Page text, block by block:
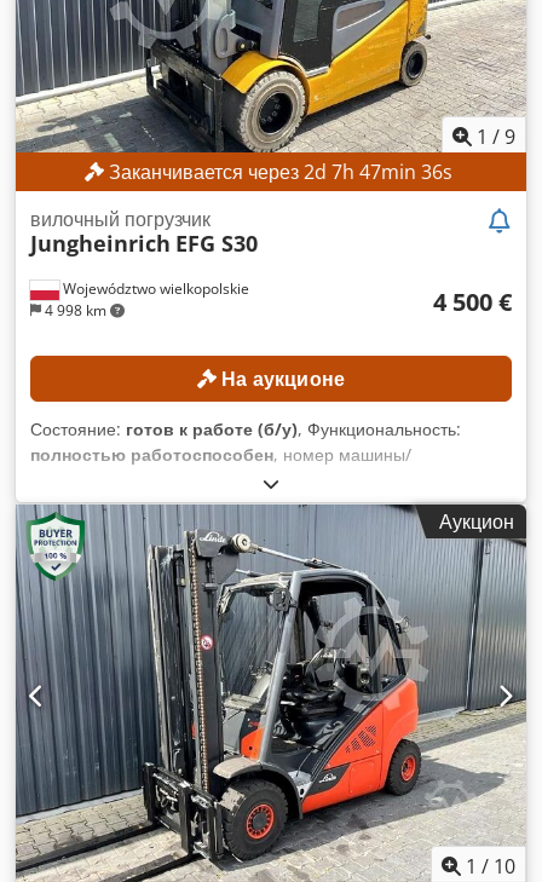
мм КОМПЛЕКТАЦИЯ 3-й гидравлический клапан 4-й
гидравлический клапан Внешний идентификатор:
SL13128SP
1 /9
Заканчивается через2d 7h 47min 33s
Województwo wielkopolskie
4 998 km
вилочный погрузчик
Jungheinrich EFG S30
4 500 €
На аукционе
Состояние: готов к работе (б/у), Функциональность:
полностью работоспособен, номер машины/
FN578418
моточасы:14 745 h, грузоподъемность:3 000 кг, высота
подъема:
3 500 мм, тип мачты: Симплекс
, Оборудование:
боковое смещение, Минимальная цена отсутствует –
гарантированная продажа по наивысшей предложенной
цене! ТЕХНИЧЕСКИЕ ХАРАКТЕРИСТИКИ
Грузоподъемность: 3000 кг Высота подъема: 3500 мм
Общая высота: 2422 мм Расстояние от центра тяжести
груза: 600 мм ТЕХНИЧЕСКИЕ ДАННЫЕ ОБ
ОБОРУДОВАНИИ Тип мачты: симплекс Тип двигателя:
электрический Номинальная мощность: 12 кВт Класс по
ISO: 3 (2500–4999 кг) Напряжение аккумулятора: 80 В
Наработка: 14 745 ч КОМПЛЕКТАЦИЯ Боковой сдвиг 3-й
гидравлический контур 4-й гидравлический контур
Отопитель Полная кабина Dsdpfx Ajzrgb Nonljwa Внешний
идентификатор: SL14251
Аукцион
1 / 10